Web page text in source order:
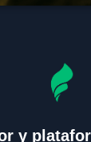
y